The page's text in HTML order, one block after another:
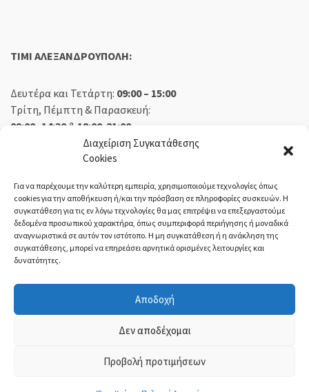
Διαχείριση Συγκατάθεσης
Cookies
Για να παρέχουμε την καλύτερη εμπειρία, χρησιμοποιούμε τεχνολογίες όπως
cookies για την αποθήκευση ή/και την πρόσβαση σε πληροφορίες συσκευών. Η
συγκατάθεση για τις εν λόγω τεχνολογίες θα μας επιτρέψει να επεξεργαστούμε
δεδομένα προσωπικού χαρακτήρα, όπως συμπεριφορά περιήγησης ή μοναδικά
αναγνωριστικά σε αυτόν τον ιστότοπο. Η μη συγκατάθεση ή η ανάκληση της
συγκατάθεσης, μπορεί να επηρεάσει αρνητικά ορισμένες λειτουργίες και
δυνατότητες.
Αποδοχή
Δεν αποδέχομαι
Προβολή προτιμήσεων
TIMI ΑΛΕΞΑΝΔΡΟΥΠΟΛΗ:
Δευτέρα και Τετάρτη: 09:00 – 15:00
Τρίτη, Πέμπτη & Παρασκευή:
09:00 -14:30 & 18:00-21:00
09:00 – 14:30
Κλειστά
ΕΚΘΕΣΗ ΟΡΕΣΤΙΑΔΑ:
Τρίτη, Πέμπτη, Παρασκευή:08:30 – 14:00 & 18:00 – 21:00
ΤΙ-ΜΙ Τσολακίδης - ©2021 | ΓΕΜΗ: